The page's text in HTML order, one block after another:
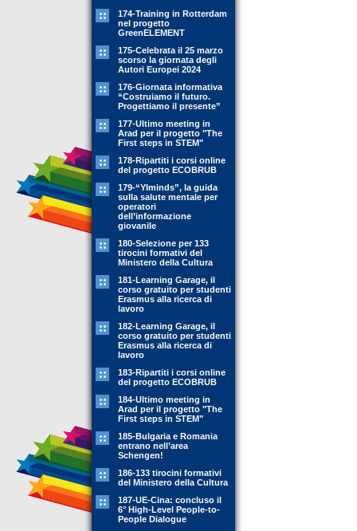
174-Training in Rotterdam
nel progetto
GreenELEMENT
175-Celebrata il 25 marzo
scorso la giornata degli
Autori Europei 2024
176-Giornata informativa
“Costruiamo il futuro.
Progettiamo il presente”
177-Ultimo meeting in
Arad per il progetto "The
First steps in STEM"
178-Ripartiti i corsi online
del progetto ECOBRUB
179-“YIminds”, la guida
sulla salute mentale per
operatori
dell’informazione
giovanile
180-Selezione per 133
tirocini formativi del
Ministero della Cultura
181-Learning Garage, il
corso gratuito per studenti
Erasmus alla ricerca di
lavoro
182-Learning Garage, il
corso gratuito per studenti
Erasmus alla ricerca di
lavoro
183-Ripartiti i corsi online
del progetto ECOBRUB
184-Ultimo meeting in
Arad per il progetto "The
First steps in STEM"
185-Bulgaria e Romania
entrano nell’area
Schengen!
186-133 tirocini formativi
del Ministero della Cultura
187-UE-Cina: concluso il
6° High-Level People-to-
People Dialogue